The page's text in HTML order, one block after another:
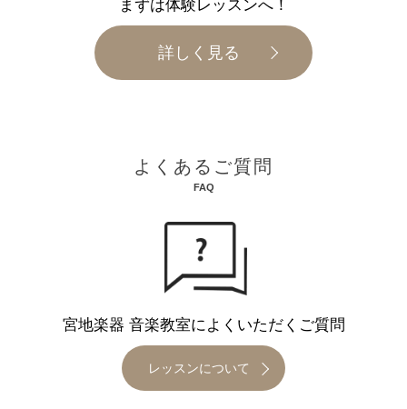
まずは体験レッスンへ！
詳しく見る
よくあるご質問
FAQ
宮地楽器 音楽教室によくいただくご質問
レッスンについて